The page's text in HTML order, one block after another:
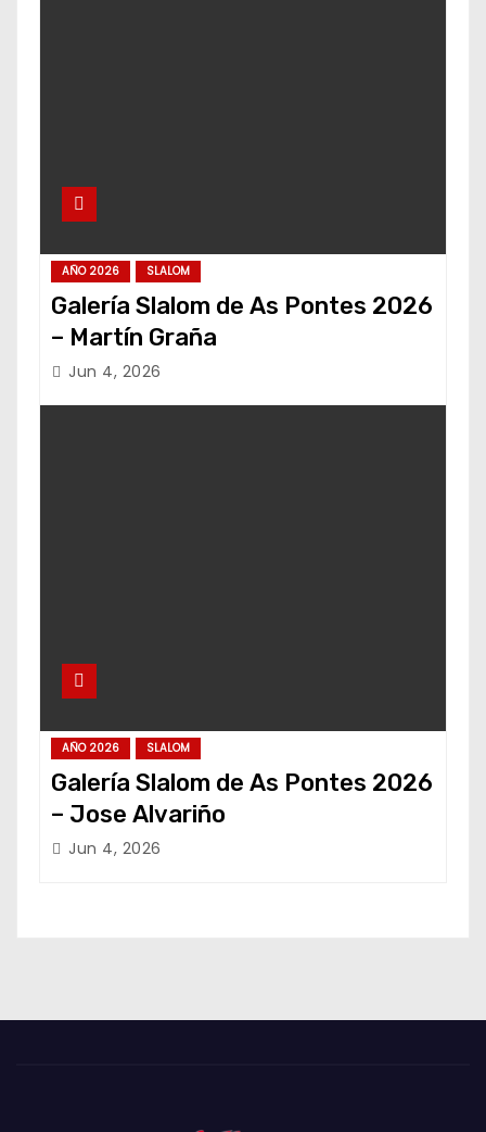
AÑO 2026 SLALOM
Galería Slalom de As Pontes 2026
– Martín Graña
Jun 4, 2026
AÑO 2026 SLALOM
Galería Slalom de As Pontes 2026
– Jose Alvariño
Jun 4, 2026